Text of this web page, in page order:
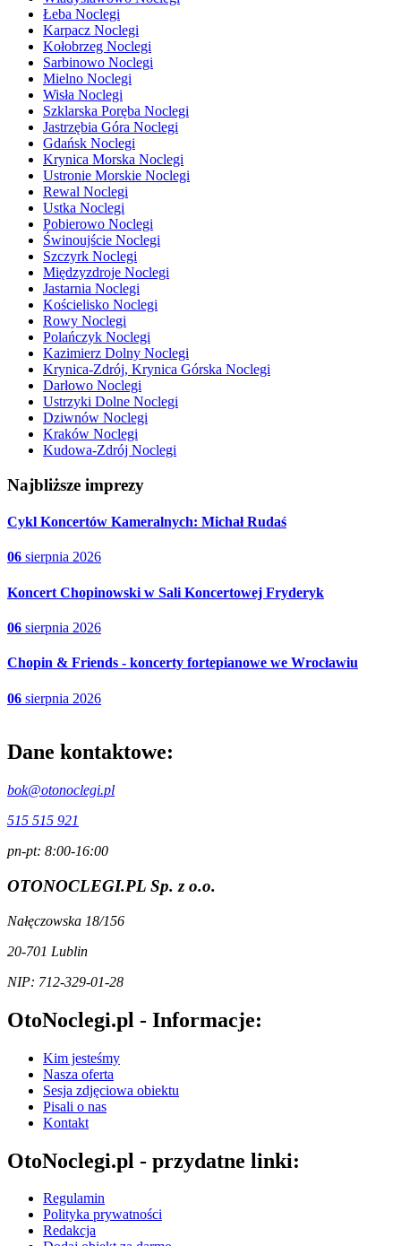
Łeba Noclegi
Karpacz Noclegi
Kołobrzeg Noclegi
Sarbinowo Noclegi
Mielno Noclegi
Wisła Noclegi
Szklarska Poręba Noclegi
Jastrzębia Góra Noclegi
Gdańsk Noclegi
Krynica Morska Noclegi
Ustronie Morskie Noclegi
Rewal Noclegi
Ustka Noclegi
Pobierowo Noclegi
Świnoujście Noclegi
Szczyrk Noclegi
Międzyzdroje Noclegi
Jastarnia Noclegi
Kościelisko Noclegi
Rowy Noclegi
Polańczyk Noclegi
Kazimierz Dolny Noclegi
Krynica-Zdrój, Krynica Górska Noclegi
Darłowo Noclegi
Ustrzyki Dolne Noclegi
Dziwnów Noclegi
Kraków Noclegi
Kudowa-Zdrój Noclegi
Najbliższe imprezy
Cykl Koncertów Kameralnych: Michał Rudaś
06 sierpnia 2026
Koncert Chopinowski w Sali Koncertowej Fryderyk
06 sierpnia 2026
Chopin & Friends - koncerty fortepianowe we Wrocławiu
06 sierpnia 2026
Dane kontaktowe:
bok@otonoclegi.pl
515 515 921
pn-pt: 8:00-16:00
OTONOCLEGI.PL Sp. z o.o.
Nałęczowska 18/156
20-701 Lublin
NIP: 712-329-01-28
OtoNoclegi.pl - Informacje:
Kim jesteśmy
Nasza oferta
Sesja zdjęciowa obiektu
Pisali o nas
Kontakt
OtoNoclegi.pl - przydatne linki:
Regulamin
Polityka prywatności
Redakcja